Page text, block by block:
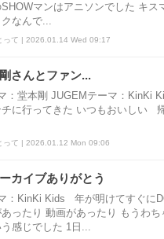
マンはアニソンでした キス
なんで...
って | 2026.01.14 Wed 09:17
さんとファン...
：堂本剛 JUGEMテーマ：
に行ってきた いつもおいしい
って | 2026.01.12 Mon 09:06
カイブありがとう
：KinKi Kids 年が明けてすぐに
ったり 動画があったり もうわち
感じでした 1日...